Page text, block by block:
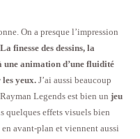
On a presque l’impression
La finesse des dessins, la
une animation d’une fluidité
yeux. J’ai aussi beaucoup
Legends est bien un jeu
quelques effets visuels bien
avant-plan et viennent aussi